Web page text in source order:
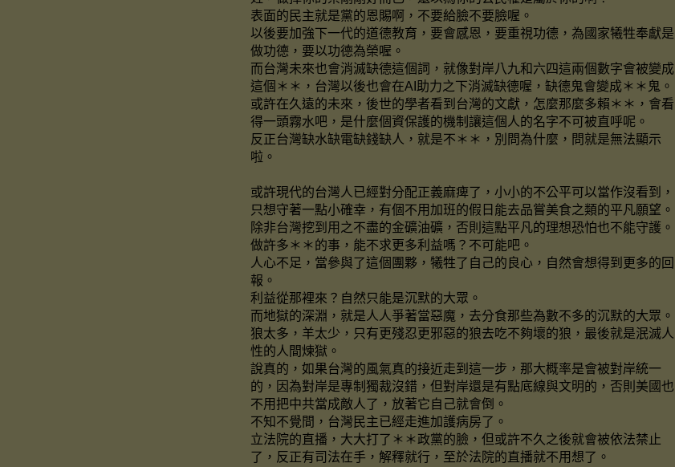
表面的民主就是黨的恩賜啊，不要給臉不要臉喔。
以後要加強下一代的道德教育，要會感恩，要重視功德，為國家犧牲奉獻是
做功德，要以功德為榮喔。
而台灣未來也會消滅缺德這個詞，就像對岸八九和六四這兩個數字會被變成
這個＊＊，台灣以後也會在AI助力之下消滅缺德喔，缺德鬼會變成＊＊鬼。
或許在久遠的未來，後世的學者看到台灣的文獻，怎麼那麼多賴＊＊，會看
得一頭霧水吧，是什麼個資保護的機制讓這個人的名字不可被直呼呢。
反正台灣缺水缺電缺錢缺人，就是不＊＊，別問為什麼，問就是無法顯示
啦。
或許現代的台灣人已經對分配正義麻痺了，小小的不公平可以當作沒看到，
只想守著一點小確幸，有個不用加班的假日能去品嘗美食之類的平凡願望。
除非台灣挖到用之不盡的金礦油礦，否則這點平凡的理想恐怕也不能守護。
做許多＊＊的事，能不求更多利益嗎？不可能吧。
人心不足，當參與了這個團夥，犧牲了自己的良心，自然會想得到更多的回
報。
利益從那裡來？自然只能是沉默的大眾。
而地獄的深淵，就是人人爭著當惡魔，去分食那些為數不多的沉默的大眾。
狼太多，羊太少，只有更殘忍更邪惡的狼去吃不夠壞的狼，最後就是泯滅人
性的人間煉獄。
說真的，如果台灣的風氣真的接近走到這一步，那大概率是會被對岸統一
的，因為對岸是專制獨裁沒錯，但對岸還是有點底線與文明的，否則美國也
不用把中共當成敵人了，放著它自己就會倒。
不知不覺間，台灣民主已經走進加護病房了。
立法院的直播，大大打了＊＊政黨的臉，但或許不久之後就會被依法禁止
了，反正有司法在手，解釋就行，至於法院的直播就不用想了。